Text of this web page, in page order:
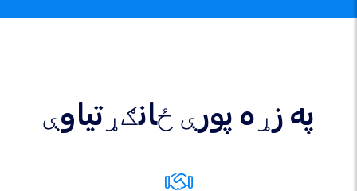
په زړه پورې ځانګړتیاوې